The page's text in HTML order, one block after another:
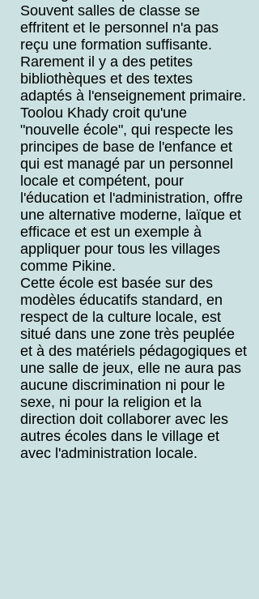
Souvent salles de classe se
effritent et le personnel n'a pas
reçu une formation suffisante.
Rarement il y a des petites
bibliothèques et des textes
adaptés à l'enseignement primaire.
Toolou Khady croit qu'une
"nouvelle école", qui respecte les
principes de base de l'enfance et
qui est managé par un personnel
locale et compétent, pour
l'éducation et l'administration, offre
une alternative moderne, laïque et
efficace et est un exemple à
appliquer pour tous les villages
comme Pikine.
Cette école est basée sur des
modèles éducatifs standard, en
respect de la culture locale, est
situé dans une zone très peuplée
et à des matériels pédagogiques et
une salle de jeux, elle ne aura pas
aucune discrimination ni pour le
sexe, ni pour la religion et la
direction doit collaborer avec les
autres écoles dans le village et
avec l'administration locale.